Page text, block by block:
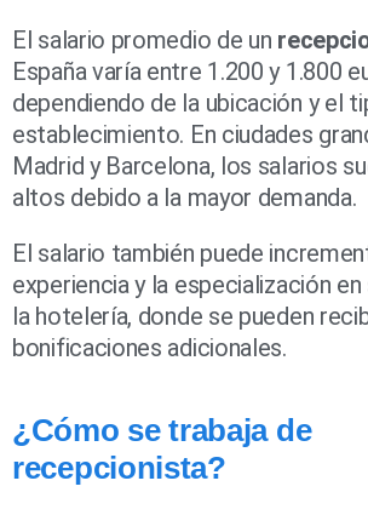
El salario promedio de un
España varía entre 1.200 y 1.800
dependiendo de la ubicación y el
establecimiento. En ciudades
Madrid y Barcelona, los salarios
altos debido a la mayor demanda.
El salario también puede
experiencia y la especialización
la hotelería, donde se pueden
bonificaciones adicionales.
¿Cómo se trabaja de
recepcionista?